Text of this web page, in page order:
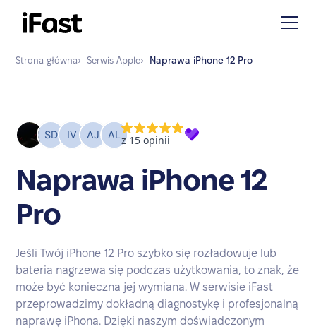
Strona główna› Serwis Apple› Naprawa iPhone 12 Pro
Naprawa iPhone 12
Pro
Jeśli Twój iPhone 12 Pro szybko się rozładowuje lub
bateria nagrzewa się podczas użytkowania, to znak, że
może być konieczna jej wymiana. W serwisie iFast
przeprowadzimy dokładną diagnostykę i profesjonalną
naprawę iPhona. Dzięki naszym doświadczonym